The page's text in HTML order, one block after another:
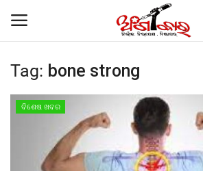
Home
ଗାଜା ଶାନ୍ତି ସମ୍ମିଳନୀରେ ମୋଦୀଙ୍କୁ ପ୍ରଶଂସା
କଲେ ଟ୍ରମ୍ପ
Tag: bone strong
ବିଶେଷ ଖବର